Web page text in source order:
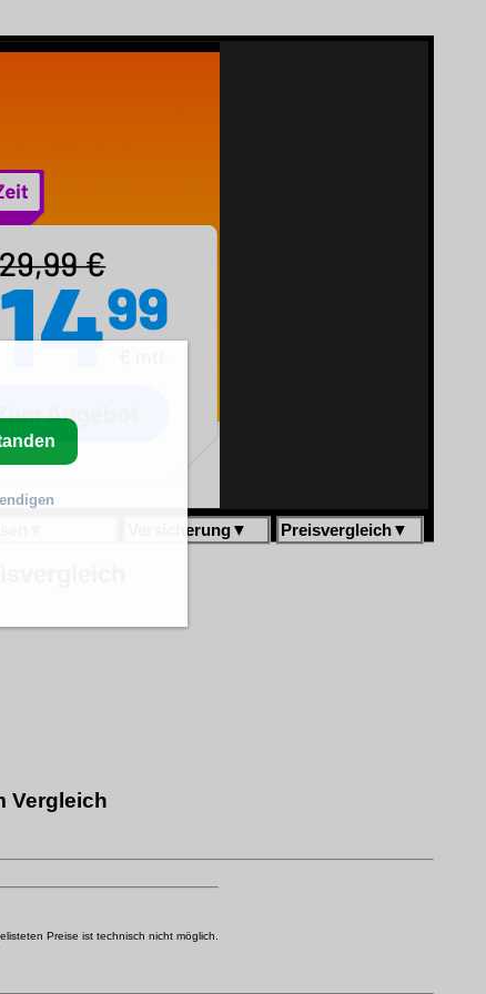
Versicherung▼ Preisvergleich▼
Vergleich
Preise ist technisch nicht möglich.